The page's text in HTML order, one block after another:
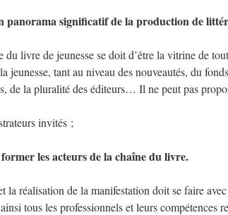
panorama significatif de la production de
du livre de jeunesse se doit d’être la vitrine de
jeunesse, tant au niveau des nouveautés, du
de la pluralité des éditeurs… Il ne peut pas
invités ;
les acteurs de la chaîne du livre.
la réalisation de la manifestation doit se faire
tous les professionnels et leurs compétences